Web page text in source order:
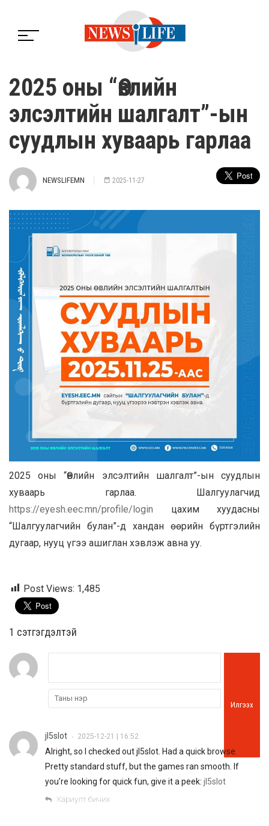
2025 оны “Өвлийн
элсэлтийн шалгалт”-ын
суудлын хуваарь гарлаа
NEWSLIFEMN 2025-11-27
2025 оны “Өвлийн элсэлтийн шалгалт”-ын суудлын
хуваарь гарлаа. Шалгуулагчид
https://eyesh.eec.mn/profile/login цахим хуудасны
“Шалгуулагчийн булан”-д хандан өөрийн бүртгэлийн
дугаар, нууц үгээ ашиглан хэвлэж авна уу.
Post Views: 1,485
1 сэтгэгдэлтэй
Илгээх
jl5slot • 2025-12-21 | 16:52
Alright, so I checked out jl5slot. Had a quick browse.
Pretty standard stuff, but the games ran smooth. If
you’re looking for quick fun, give it a peek: jl5slot
Хариулт бичих